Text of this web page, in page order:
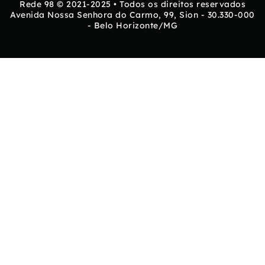
Rede 98 © 2021-2025 • Todos os direitos reservados
Avenida Nossa Senhora do Carmo, 99, Sion - 30.330-000
- Belo Horizonte/MG